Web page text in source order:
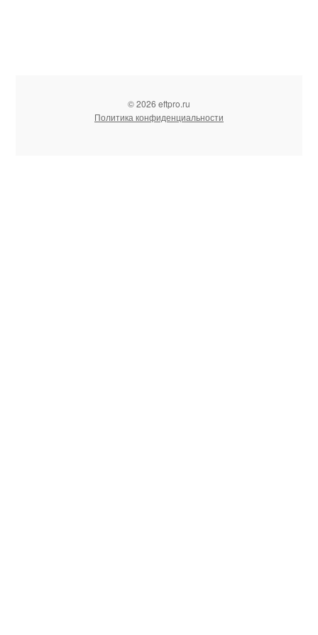
© 2026 eftpro.ru
Политика конфиденциальности